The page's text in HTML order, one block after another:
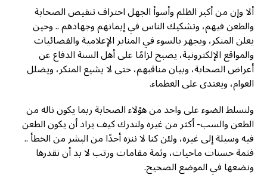
ألا وإن من أكبر الظلم وأسوأ الجهل احتراف تنقيص الصحابة
والطعن فيهم، وتشكيك الناس في إيمانهم وجهادهم .. وحين
يعلن المنكر، ويجهر بالسوء في المنابر الإعلامية والفضائيات
والمواقع الإلكترونية، يصبح لزامًا على أهل السنة الدفاع عن
أعراض الصحابة، وبيان مناقبهم، حتى لا يشيع المنكر، ويضلل
العوام، ويعتدى على العظماء.
ولنسلط الضوء على واحد من هؤلاء الصحابة ربما يكون ناله من
الطعن والسب- أكثر من غيره ولندرك كيف يراد أن يكون الطعن
فيه وسيلة إلى غيره، ولئن كنا لا ننزه أحدًا من البشر من الخطأ ..
فثمة حسنات ماحيات، وثمة مقامات ورتب لا بد أن نقدرها
ونضعها في الموضع الصحيح.